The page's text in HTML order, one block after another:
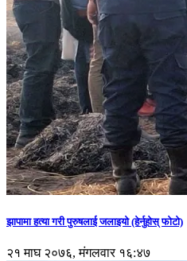
झापामा हत्या गरी पुरुषलाई जलाइयो (हेर्नुहाेस् फाेटाे)
२१ माघ २०७६, मंगलवार १६:४७